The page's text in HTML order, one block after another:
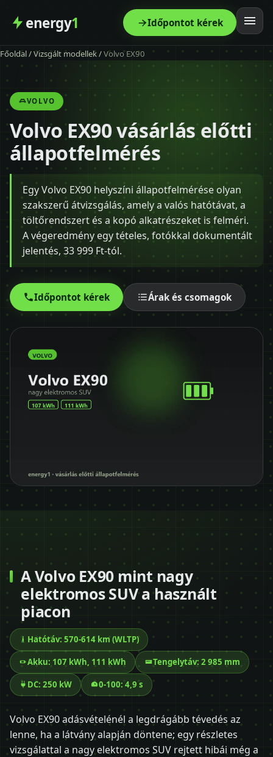
energy1 Időpontot kérek
Főoldal
Szolgáltatás
Árak
Modellek
Kapcsolat
Blog
+36 30 680 7511
Főoldal/Vizsgált modellek/Volvo EX90
VOLVO
Volvo EX90 vásárlás előtti
állapotfelmérés
Egy Volvo EX90 helyszíni állapotfelmérése olyan
szakszerű átvizsgálás, amely a valós hatótávat, a
töltőrendszert és a kopó alkatrészeket is felméri.
A végeredmény egy tételes, fotókkal dokumentált
jelentés, 33 999 Ft-tól.
Időpontot kérek Árak és csomagok
A Volvo EX90 mint nagy
elektromos SUV a használt
piacon
Hatótáv: 570-614 km (WLTP)
Akku: 107 kWh, 111 kWh Tengelytáv: 2 985 mm
DC: 250 kW 0-100: 4,9 s
Volvo EX90 adásvételénél a legdrágább tévedés az
lenne, ha a látvány alapján döntene; egy részletes
vizsgálattal a nagy elektromos SUV rejtett hibái még a